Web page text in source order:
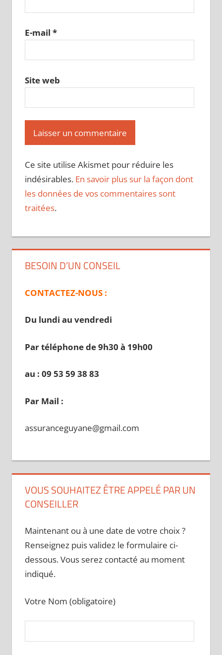
E-mail *
Site web
Ce site utilise Akismet pour réduire les
indésirables. En savoir plus sur la façon dont
les données de vos commentaires sont
traitées.
BESOIN D’UN CONSEIL
CONTACTEZ-NOUS :
Du lundi au vendredi
Par téléphone de 9h30 à 19h00
au : 09 53 59 38 83
Par Mail :
assuranceguyane@gmail.com
VOUS SOUHAITEZ ÊTRE APPELÉ PAR UN
CONSEILLER
Maintenant ou à une date de votre choix ?
Renseignez puis validez le formulaire ci-
dessous. Vous serez contacté au moment
indiqué.
Votre Nom (obligatoire)